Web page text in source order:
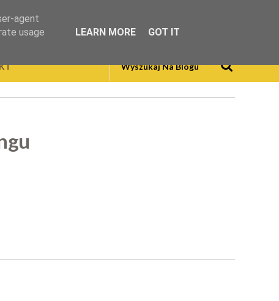
agent
usage
LEARN MORE GOT IT